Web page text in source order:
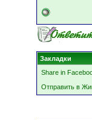
Закладки
Share in
Отправить в